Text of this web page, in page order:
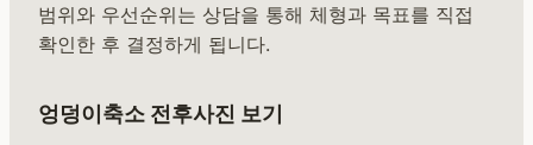
범위와 우선순위는 상담을 통해 체형과 목표를 직접
확인한 후 결정하게 됩니다.
엉덩이축소 전후사진 보기